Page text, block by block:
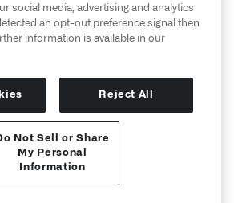
Send feedback
↗
↗
My Personal Information
social media, advertising and analytics
an opt-out preference signal then
information is available in our
Reject All
Not Sell or Share
My Personal
Information